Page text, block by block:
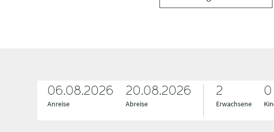
Anreise
06.08.2026
Abreise
20.08.2026
Erwachsene